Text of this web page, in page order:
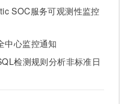
SOC服务可观测性监控
中心监控通知
检测规则分析非标准日